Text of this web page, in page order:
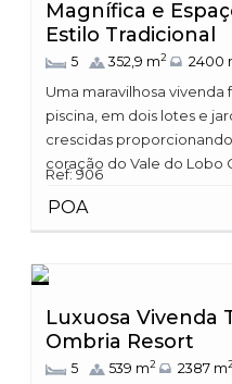
Magnífica e
Estilo Tradicional
5 352,9 m2 2400
Uma maravilhosa vivenda
piscina, em dois lotes e
crescidas
coração do Vale do Lobo
Ref: 906
POA
Luxuosa Vivenda
Ombria Resort
5 539 m2 2387 m